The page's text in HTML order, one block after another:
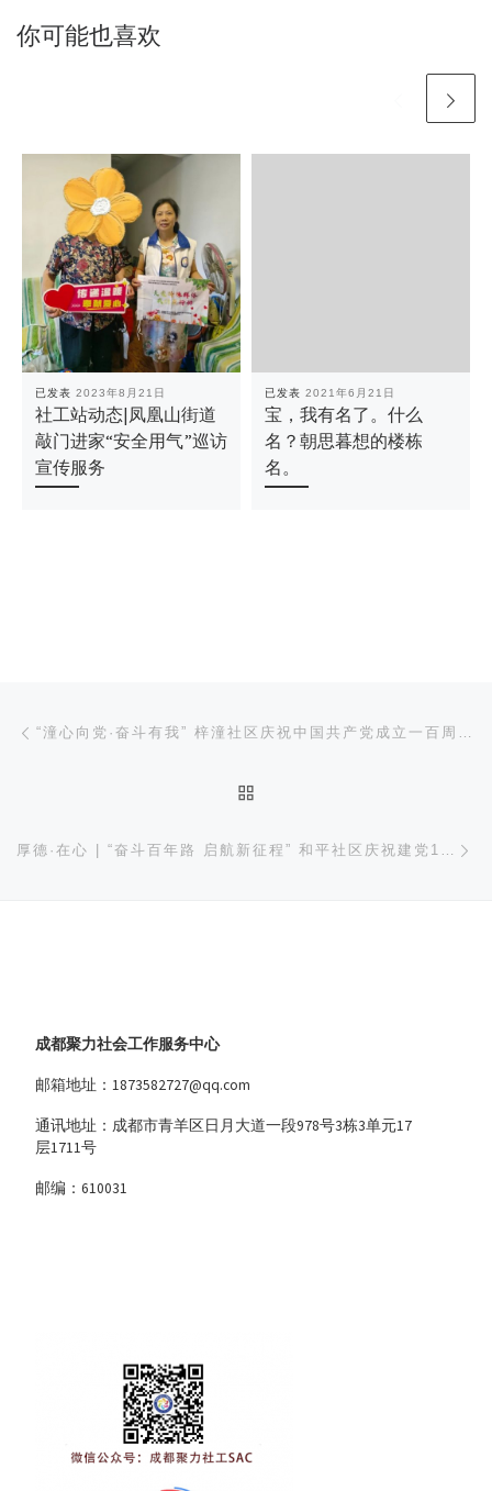
你可能也喜欢
已发表 2023年8月21日
社工站动态|凤凰山街道
敲门进家“安全用气”巡访
宣传服务
已发表 2021年6月21日
宝，我有名了。什么
名？朝思暮想的楼栋
名。
文章导航 “潼心向党·奋斗有我” 梓潼社区庆祝中国共产党成立一百周年主题活动暨优秀党员表扬活动
厚德·在心 | “奋斗百年路 启航新征程” 和平社区庆祝建党100周年主题系列活动
成都聚力社会工作服务中心
邮箱地址：1873582727@qq.com
通讯地址：成都市青羊区日月大道一段978号3栋3单元17
层1711号
邮编：610031